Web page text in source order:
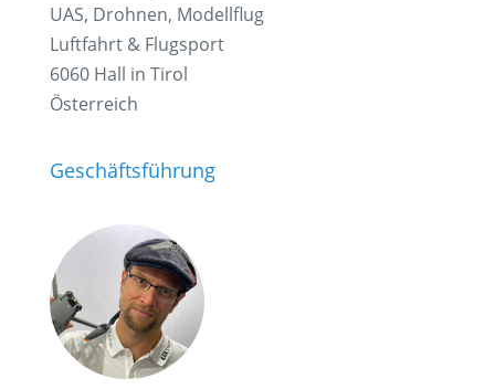
UAS, Drohnen, Modellflug
Luftfahrt & Flugsport
6060 Hall in Tirol
Österreich
Geschäftsführung